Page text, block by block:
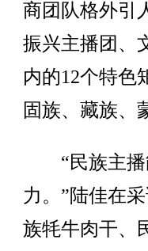
商团队格外引
振兴主播团、
内的12个特色
固族、藏族、
“民族主播
力。”陆佳在
族牦牛肉干、